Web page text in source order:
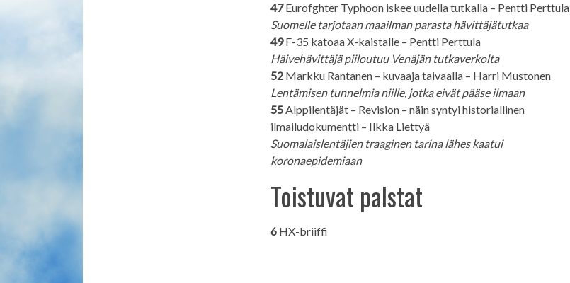
47Eurofghter Typhoon iskee uudella tutkalla – Pentti Perttula
Suomelle tarjotaan maailman parasta hävittäjätutkaa
49F-35 katoaa X-kaistalle – Pentti Perttula
Häivehävittäjä piiloutuu Venäjän tutkaverkolta
52Markku Rantanen – kuvaaja taivaalla – Harri Mustonen
Lentämisen tunnelmia niille, jotka eivät pääse ilmaan
55Alppilentäjät – Revision – näin syntyi historiallinen
ilmailudokumentti – Ilkka Liettyä
Suomalaislentäjien traaginen tarina lähes kaatui
koronaepidemiaan
Toistuvat palstat
6HX-briiffi